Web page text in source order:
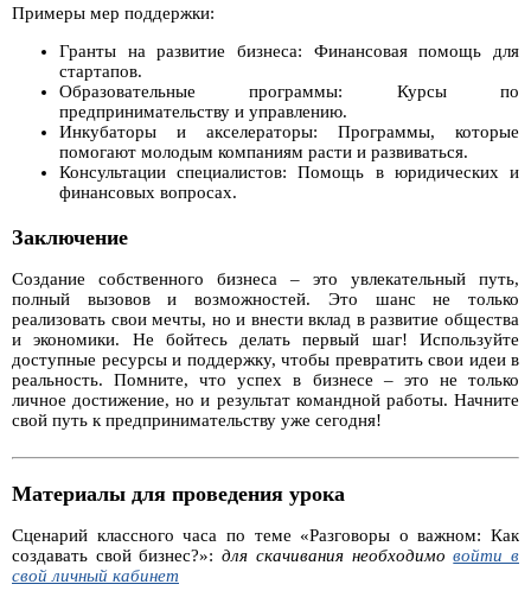
Примеры мер поддержки:
Гранты на развитие бизнеса: Финансовая помощь для
стартапов.
Образовательные программы: Курсы по
предпринимательству и управлению.
Инкубаторы и акселераторы: Программы, которые
помогают молодым компаниям расти и развиваться.
Консультации специалистов: Помощь в юридических и
финансовых вопросах.
Заключение
Создание собственного бизнеса – это увлекательный путь,
полный вызовов и возможностей. Это шанс не только
реализовать свои мечты, но и внести вклад в развитие общества
и экономики. Не бойтесь делать первый шаг! Используйте
доступные ресурсы и поддержку, чтобы превратить свои идеи в
реальность. Помните, что успех в бизнесе – это не только
личное достижение, но и результат командной работы. Начните
свой путь к предпринимательству уже сегодня!
Материалы для проведения урока
Сценарий классного часа по теме «Разговоры о важном: Как
создавать свой бизнес?»:для скачивания необходимовойти в
свой личный кабинет